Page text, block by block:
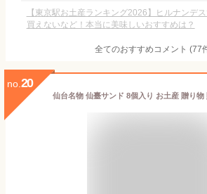
【東京駅お土産ランキング2026】ヒルナンデ
買えないなど！本当に美味しいおすすめは？
全てのおすすめコメント (77
no. 20
仙台名物 仙臺サンド 8個入り お土産 贈り物